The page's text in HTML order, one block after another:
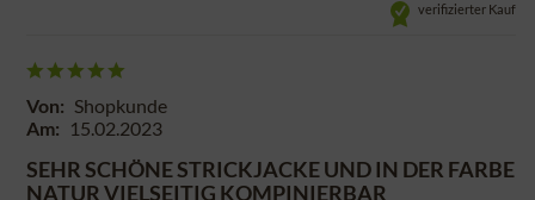
verifizierter Kauf
Von: Shopkunde
Am: 15.02.2023
SEHR SCHÖNE STRICKJACKE UND IN DER FARBE
NATUR VIELSEITIG KOMPINIERBAR